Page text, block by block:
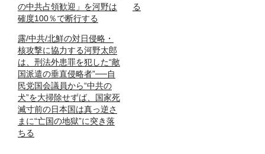
の中共占領歓迎」を河野は
確度100％で断行する
る
露/中共/北鮮の対日侵略・
核攻撃に協力する河野太郎
は、刑法外患罪を犯した“敵
国派遣の垂直侵略者”──自
民党国会議員から“中共の
犬”を大掃除せずば、国家死
滅寸前の日本国は真っ逆さ
まに“亡国の地獄”に突き落
ちる